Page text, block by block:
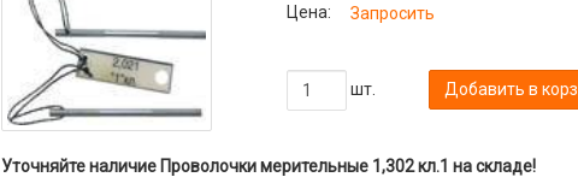
Цена: Запросить
шт. Добавить в
Уточняйте наличие Проволочки мерительные 1,302 кл.1 на складе!